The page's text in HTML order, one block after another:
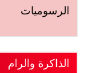
الرسوميات
الذاكرة والرام